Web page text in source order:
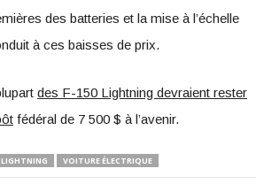
des batteries et la mise à l’échelle
à ces baisses de prix.
des F-150 Lightning devraient rester
fédéral de 7 500 $ à l’avenir.
VOITURE ÉLECTRIQUE